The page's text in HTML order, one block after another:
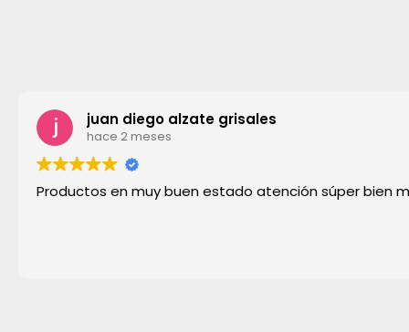
juan diego alzate grisales
hace 2 meses
Productos en muy buen estado atención súper bien